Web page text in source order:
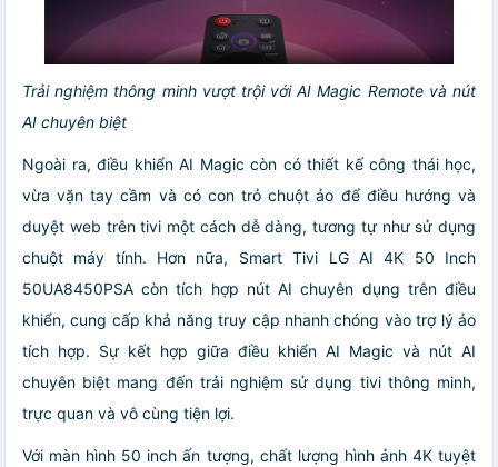
Trải nghiệm thông minh vượt trội với AI Magic Remote và nút
AI chuyên biệt
Ngoài ra, điều khiển AI Magic còn có thiết kế công thái học,
vừa vặn tay cầm và có con trỏ chuột ảo để điều hướng và
duyệt web trên tivi một cách dễ dàng, tương tự như sử dụng
chuột máy tính. Hơn nữa, Smart Tivi LG AI 4K 50 Inch
50UA8450PSA còn tích hợp nút AI chuyên dụng trên điều
khiển, cung cấp khả năng truy cập nhanh chóng vào trợ lý ảo
tích hợp. Sự kết hợp giữa điều khiển AI Magic và nút AI
chuyên biệt mang đến trải nghiệm sử dụng tivi thông minh,
trực quan và vô cùng tiện lợi.
Với màn hình 50 inch ấn tượng, chất lượng hình ảnh 4K tuyệt